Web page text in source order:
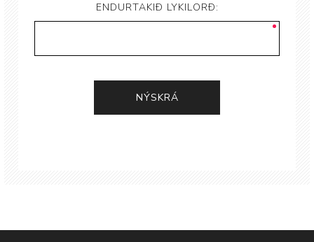
ENDURTAKIÐ LYKILORÐ: